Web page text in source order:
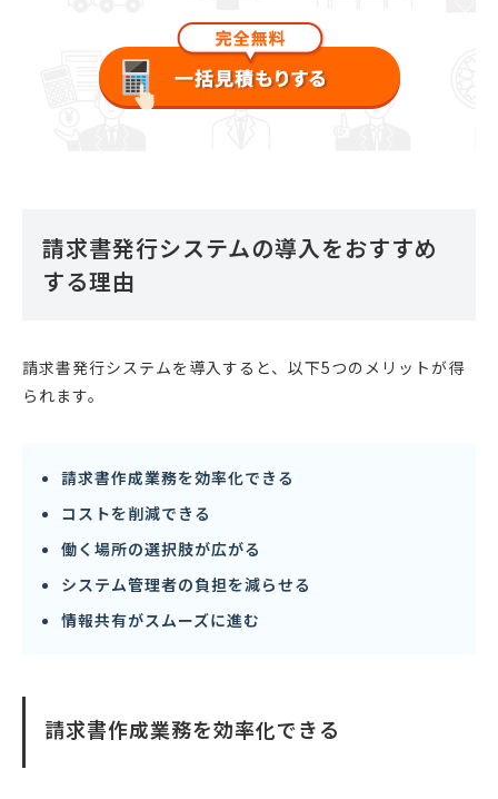
請求書発行システムの導入をおすすめ
する理由
請求書発行システムを導入すると、以下5つのメリットが得
られます。
請求書作成業務を効率化できる
コストを削減できる
働く場所の選択肢が広がる
システム管理者の負担を減らせる
情報共有がスムーズに進む
請求書作成業務を効率化できる